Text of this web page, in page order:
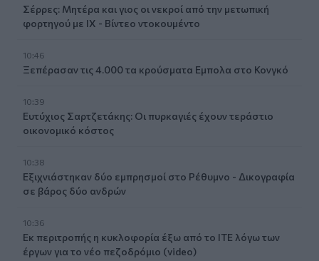
Σέρρες: Μητέρα και γιος οι νεκροί από την μετωπική
φορτηγού με ΙΧ - Βίντεο ντοκουμέντο
10:46
Ξεπέρασαν τις 4.000 τα κρούσματα Εμπολα στο Κονγκό
10:39
Ευτύχιος Σαρτζετάκης: Οι πυρκαγιές έχουν τεράστιο
οικονομικό κόστος
10:38
Εξιχνιάστηκαν δύο εμπρησμοί στο Ρέθυμνο - Δικογραφία
σε βάρος δύο ανδρών
10:36
Εκ περιτροπής η κυκλοφορία έξω από το ΙΤΕ λόγω των
έργων για το νέο πεζοδρόμιο (video)